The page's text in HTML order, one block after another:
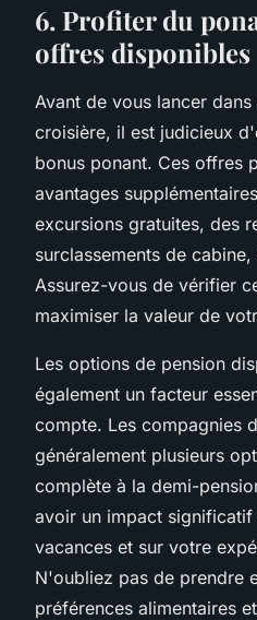
6. Profiter du
offres disponibles
Avant de vous lancer
croisière, il est judicieux
bonus ponant. Ces offres
avantages
excursions gratuites, des
surclassements de
Assurez-vous de vérifier
maximiser la valeur de
Les options de pension
également un facteur
compte. Les compagnies
généralement plusieurs
complète à la demi-
avoir un impact
vacances et sur votre
N'oubliez pas de prendre
préférences alimentaires